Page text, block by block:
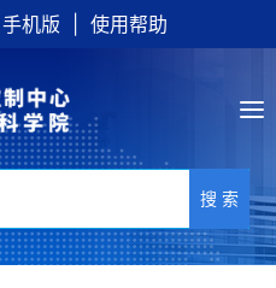
手机版 使用帮助
搜 索